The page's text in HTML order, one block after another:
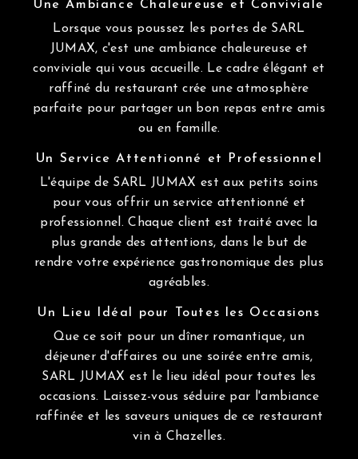
Une Ambiance Chaleureuse et Conviviale
Lorsque vous poussez les portes de SARL
JUMAX, c'est une ambiance chaleureuse et
conviviale qui vous accueille. Le cadre élégant et
raffiné du restaurant crée une atmosphère
parfaite pour partager un bon repas entre amis
ou en famille.
Un Service Attentionné et Professionnel
L'équipe de SARL JUMAX est aux petits soins
pour vous offrir un service attentionné et
professionnel. Chaque client est traité avec la
plus grande des attentions, dans le but de
rendre votre expérience gastronomique des plus
agréables.
Un Lieu Idéal pour Toutes les Occasions
Que ce soit pour un dîner romantique, un
déjeuner d'affaires ou une soirée entre amis,
SARL JUMAX est le lieu idéal pour toutes les
occasions. Laissez-vous séduire par l'ambiance
raffinée et les saveurs uniques de ce restaurant
vin à Chazelles.